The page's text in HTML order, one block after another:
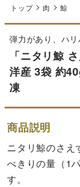
トップ 肉 鯨
弾力があり、ハリ
「ニタリ鯨
洋産 3袋 約
凍
商品説明
ニタリ鯨のさえ
べきりの量（1
す。